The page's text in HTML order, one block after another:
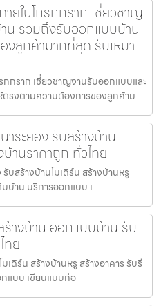
ยในโกรกกราก เชี่ยวชาญ
น รวมถึงรับออกแบบบ้าน
งลูกค้ามากที่สุด รับเหมา
กราก เชี่ยวชาญงานรับออกแบบและ
รงตามความต้องการของลูกค้าม
ระยอง รับสร้างบ้าน
านราคาถูก ทั่วไทย
สร้างบ้านโมเดิร์น สร้างบ้านหรู
มบ้าน บริการออกแบบ เ
างบ้าน ออกแบบบ้าน รับ
ทย
เดิร์น สร้างบ้านหรู สร้างอาคาร รับรี
แบบ เขียนแบบก่อ